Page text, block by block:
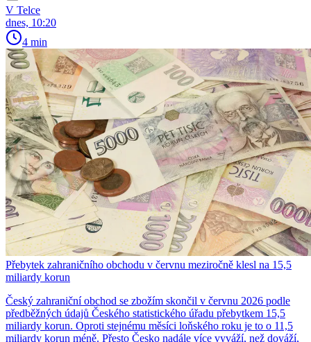
V Telce
dnes, 10:20
4 min
Přebytek zahraničního obchodu v červnu meziročně klesl na 15,5
miliardy korun
Český zahraniční obchod se zbožím skončil v červnu 2026 podle
předběžných údajů Českého statistického úřadu přebytkem 15,5
miliardy korun. Oproti stejnému měsíci loňského roku je to o 11,5
miliardy korun méně. Přesto Česko nadále více vyváží, než dováží,